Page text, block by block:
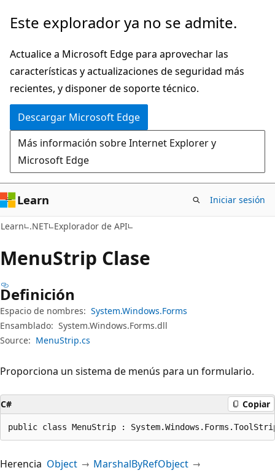
Ir
contenido
principal
Ir
la
navegación
en
la
página
Este explorador ya no se admite.
Actualice a Microsoft Edge para aprovechar las
características y actualizaciones de seguridad más
recientes, y disponer de soporte técnico.
Descargar Microsoft Edge
Más información sobre Internet Explorer y
Microsoft Edge
Learn Iniciar sesión
Learn .NET Explorador de API
MenuStrip Clase
Definición
Espacio de nombres: System.Windows.Forms
Ensamblado: System.Windows.Forms.dll
Source: MenuStrip.cs
Proporciona un sistema de menús para un formulario.
C# Copiar
public class MenuStrip :
Herencia Object
MarshalByRefObject